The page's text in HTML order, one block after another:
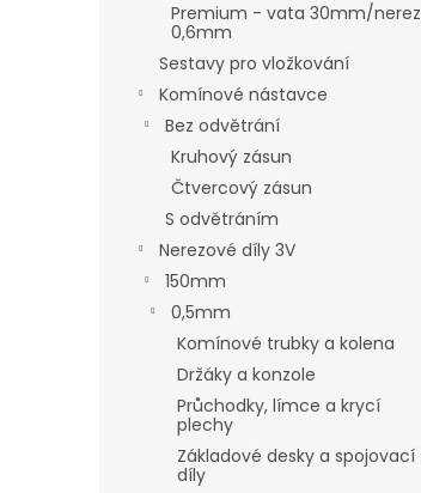
Premium - vata 30mm/nerez
0,6mm
Sestavy pro vložkování
Komínové nástavce
Bez odvětrání
Kruhový zásun
Čtvercový zásun
S odvětráním
Nerezové díly 3V
150mm
0,5mm
Komínové trubky a kolena
Držáky a konzole
Průchodky, límce a krycí
plechy
Základové desky a spojovací
díly